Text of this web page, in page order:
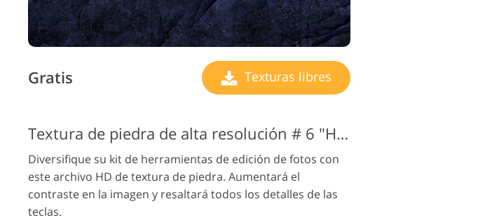
Gratis Texturas libres
Textura de piedra de alta resolución # 6 "Hazy Quartz"
Diversifique su kit de herramientas de edición de fotos con
este archivo HD de textura de piedra. Aumentará el
contraste en la imagen y resaltará todos los detalles de las
teclas.